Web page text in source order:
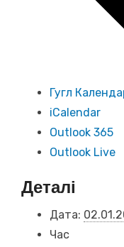
Гугл
iCalendar
Outlook 365
Outlook Live
Деталі
Дата:
Час